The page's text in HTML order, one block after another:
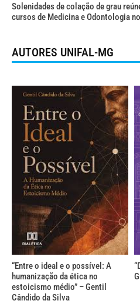
Solenidades de colação de grau
cursos de Medicina e Odontologia
AUTORES UNIFAL-MG
“Entre o ideal e o possível: A
humanização da ética no
estoicismo médio” – Gentil
Cândido da Silva